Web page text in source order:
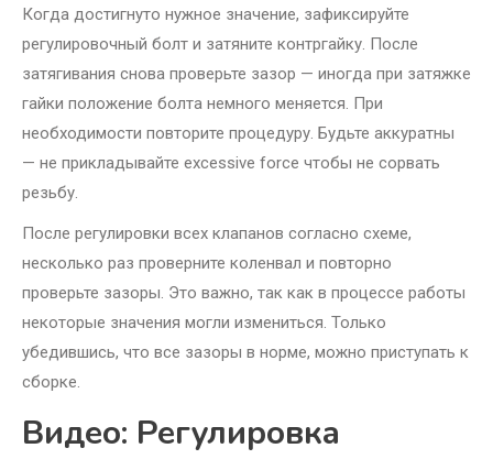
Когда достигнуто нужное значение, зафиксируйте
регулировочный болт и затяните контргайку. После
затягивания снова проверьте зазор — иногда при затяжке
гайки положение болта немного меняется. При
необходимости повторите процедуру. Будьте аккуратны
— не прикладывайте excessive force чтобы не сорвать
резьбу.
После регулировки всех клапанов согласно схеме,
несколько раз проверните коленвал и повторно
проверьте зазоры. Это важно, так как в процессе работы
некоторые значения могли измениться. Только
убедившись, что все зазоры в норме, можно приступать к
сборке.
Видео: Регулировка